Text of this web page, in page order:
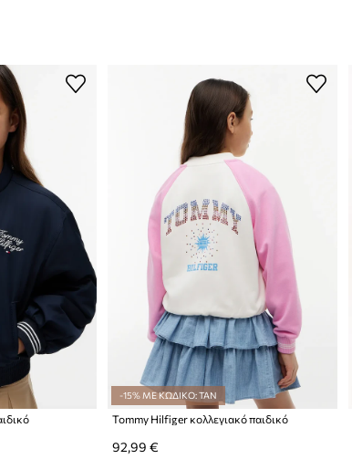
-15% ΜΕ ΚΩΔΙΚΟ: TAN
Tommy Hilfiger κολλεγιακό παιδικό
92,99 €